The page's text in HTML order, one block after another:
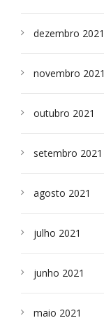
dezembro 2021
novembro 2021
outubro 2021
setembro 2021
agosto 2021
julho 2021
junho 2021
maio 2021